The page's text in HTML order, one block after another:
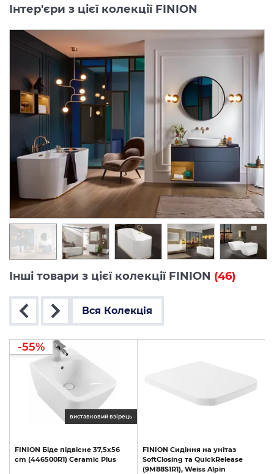
Інтер'єри з цієї колекції FINION
Інші товари з цієї колекції FINION (46)
Вся Колекція
виставковий взірець
-55%
FINION Біде підвісне 37,5x56
сm (446500R1) Ceramic Plus
FINION Сидіння на унітаз
SoftClosing та QuickRelease
(9M88S1R1), Weiss Alpin